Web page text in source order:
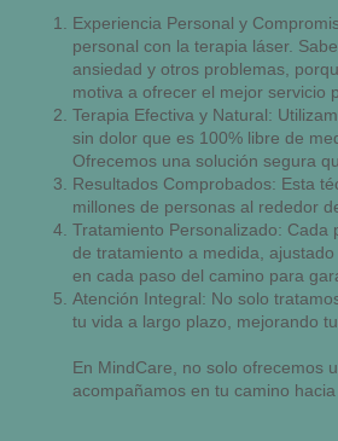
Experiencia Personal y
personal con la terapia láser.
ansiedad y otros problemas,
motiva a ofrecer el mejor servicio
Terapia Efectiva y Natural:
sin dolor que es 100% libre de
Ofrecemos una solución segura
Resultados Comprobados: Esta
millones de personas al rededor
Tratamiento Personalizado:
de tratamiento a medida,
en cada paso del camino para
Atención Integral: No solo
tu vida a largo plazo, mejorando
En MindCare, no solo ofrecemos
acompañamos en tu camino